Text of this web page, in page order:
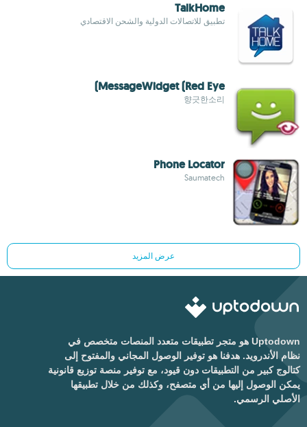
TalkHome
تطبيق للاتصالات الدولية والشحن الاقتصادي
MessageWidget (Red Eye)
향긋한소리
Phone Locator
Saumatech
عرض المزيد
Uptodown هو متجر تطبيقات متعدد المنصات متخصص في
نظام الأندرويد. هدفنا هو توفير الوصول المجاني والمفتوح إلى
كتالوج كبير من التطبيقات دون قيود، مع توفير منصة توزيع قانونية
يمكن الوصول إليها من أي متصفح، وكذلك من خلال تطبيقها
الأصلي الرسمي.